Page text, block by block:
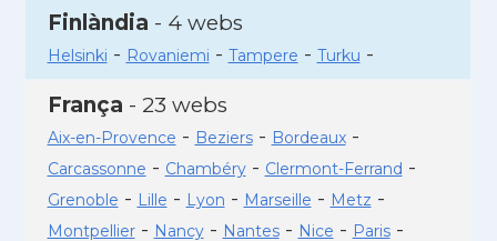
Finlàndia - 4 webs
Helsinki - Rovaniemi - Tampere - Turku -
França - 23 webs
Aix-en-Provence - Beziers- Bordeaux-
Carcassonne - Chambéry- Clermont-Ferrand -
Grenoble - Lille - Lyon - Marseille - Metz -
Montpellier- Nancy- Nantes- Nice - Paris-